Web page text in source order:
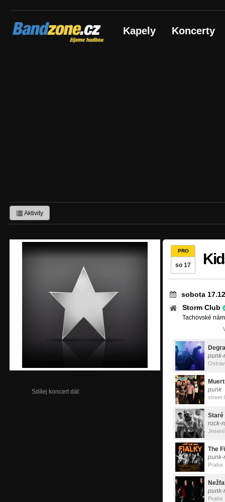
Bandzone.cz
žijeme hudbou Kapely Koncerty
Aktivity
Sdílej koncert dál:
PRO
so 17
sobota
Storm Club
Tachovské
punk-
punk
street
Staré
rock-
The
punk-
Praha
punk-
Praha